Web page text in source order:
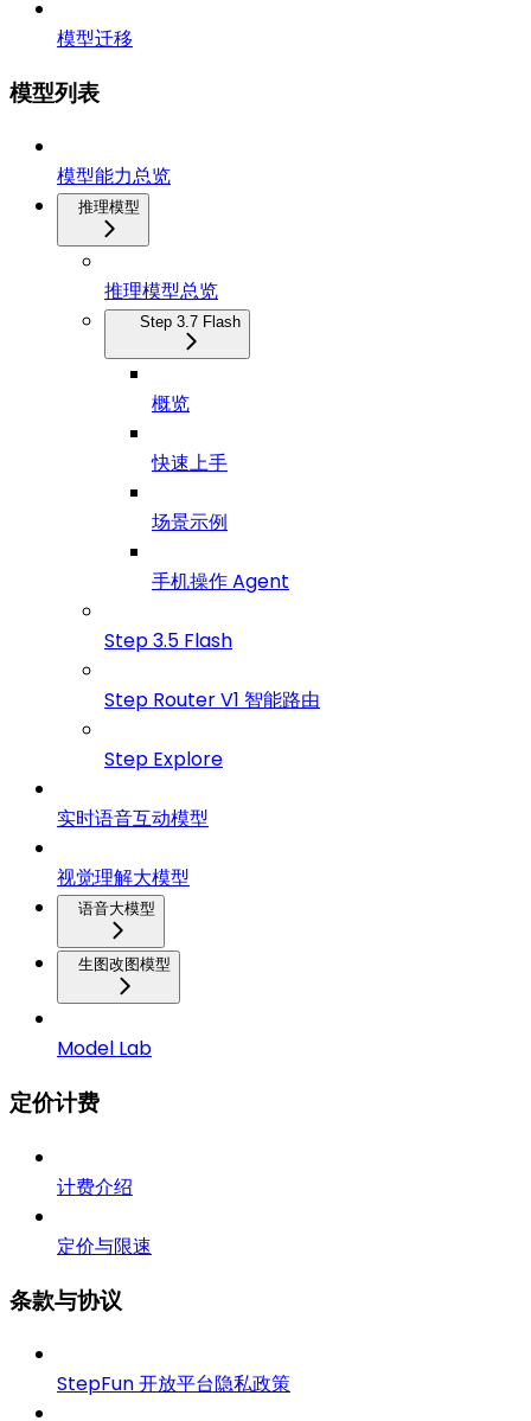
模型迁移
模型列表
模型能力总览
推理模型
推理模型总览
Step 3.7 Flash
概览
快速上手
场景示例
手机操作 Agent
Step 3.5 Flash
Step Router V1 智能路由
Step Explore
实时语音互动模型
视觉理解大模型
语音大模型
生图改图模型
Model Lab
定价计费
计费介绍
定价与限速
条款与协议
StepFun 开放平台隐私政策